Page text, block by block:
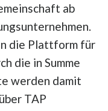
ab
die Plattform für
die in Summe
werden damit
TAP